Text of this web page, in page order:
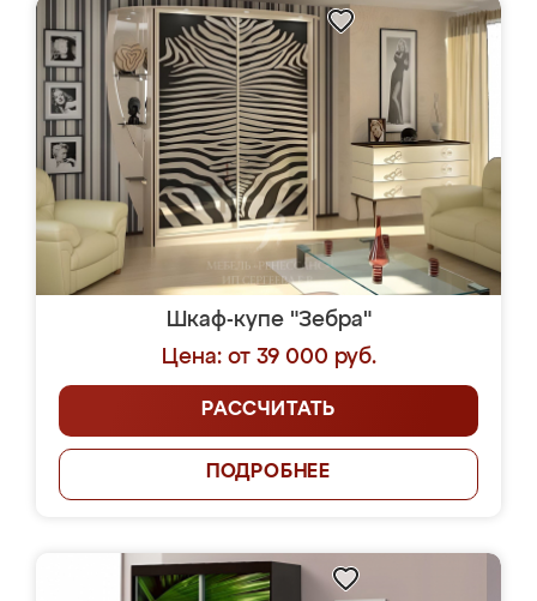
Шкаф-купе "Зебра"
Цена: от 39 000 руб.
РАССЧИТАТЬ
ПОДРОБНЕЕ